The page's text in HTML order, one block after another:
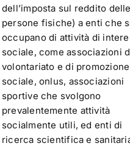
dell’imposta sul reddito delle
persone fisiche) a enti che
occupano di attività di
sociale, come associazioni
volontariato e di promozione
sociale, onlus, associazioni
sportive che svolgono
prevalentemente attività
socialmente utili, ed enti di
ricerca scientifica e